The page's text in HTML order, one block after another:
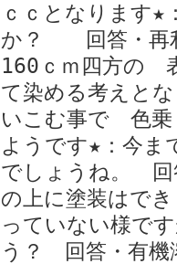
ｃｃとなります★
か？ 回答・再
160ｃｍ四方の
て染める考えと
いこむ事で 色乗
ようです★：今ま
でしょうね。 回
の上に塗装はで
っていない様で
う？ 回答・有機